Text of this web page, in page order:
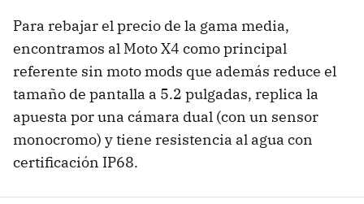
Para rebajar el precio de la gama media,
encontramos al Moto X4 como principal
referente sin moto mods que además reduce el
tamaño de pantalla a 5.2 pulgadas, replica la
apuesta por una cámara dual (con un sensor
monocromo) y tiene resistencia al agua con
certificación IP68.